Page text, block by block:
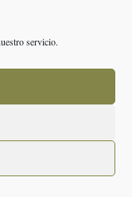
servicio.